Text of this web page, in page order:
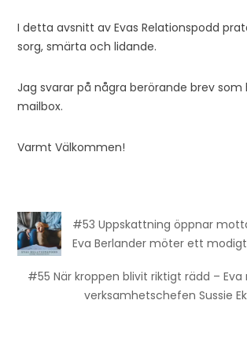
I detta avsnitt av Evas Relationspodd
sorg, smärta och lidande.
Jag svarar på några berörande brev
mailbox.
Varmt Välkommen!
#53 Uppskattning öppnar
Eva Berlander möter ett
#55 När kroppen blivit riktigt rädd –
verksamhetschefen Sussie